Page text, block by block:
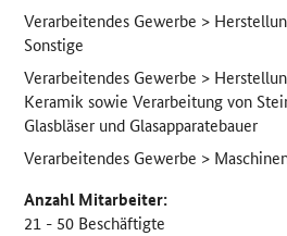
Verarbeitendes Gewerbe >
Sonstige
Verarbeitendes Gewerbe >
Keramik sowie Verarbeitung von
Glasbläser und Glasapparatebauer
Verarbeitendes Gewerbe >
Anzahl Mitarbeiter:
21 - 50 Beschäftigte